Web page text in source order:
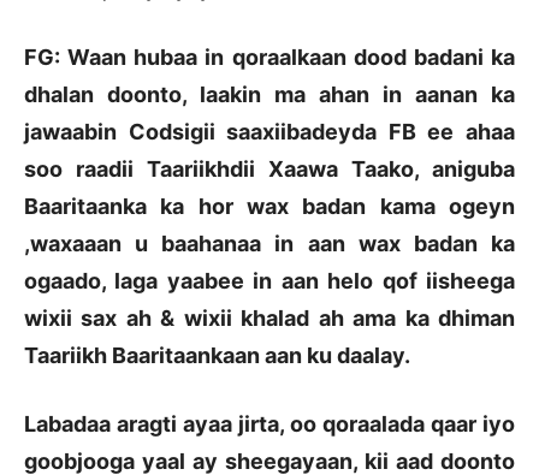
FG: Waan hubaa in qoraalkaan dood badani ka
dhalan doonto, laakin ma ahan in aanan ka
jawaabin Codsigii saaxiibadeyda FB ee ahaa
soo raadii Taariikhdii Xaawa Taako, aniguba
Baaritaanka ka hor wax badan kama ogeyn
,waxaaan u baahanaa in aan wax badan ka
ogaado, laga yaabee in aan helo qof iisheega
wixii sax ah & wixii khalad ah ama ka dhiman
Taariikh Baaritaankaan aan ku daalay.
Labadaa aragti ayaa jirta, oo qoraalada qaar iyo
goobjooga yaal ay sheegayaan, kii aad doonto